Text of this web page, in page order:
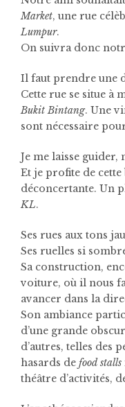
Market, une rue
Lumpur.
On suivra donc
Il faut prendre une
Cette rue se situe à
Bukit Bintang. Une
sont nécessaire
Je me laisse guider,
Et je profite de
déconcertante. Un
KL.
Ses rues aux tons
Ses ruelles si
Sa construction,
voiture, où il nous
avancer dans la
Son ambiance
d’une grande
d’autres, telles des
hasards de food stalls
théâtre d’activités,